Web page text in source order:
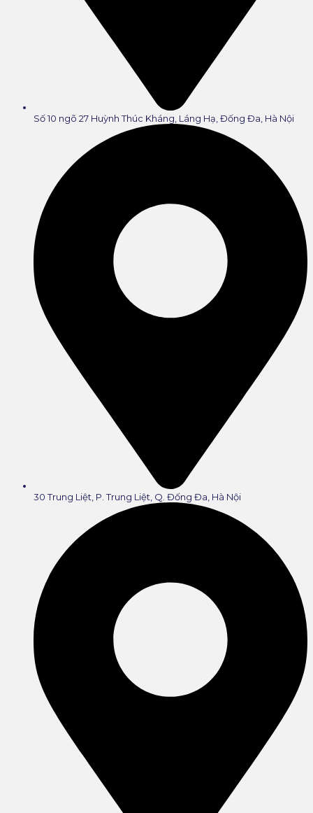
Số 10 ngõ 27 Huỳnh Thúc Kháng, Láng Hạ, Đống Đa, Hà Nội
30 Trung Liệt, P. Trung Liệt, Q. Đống Đa, Hà Nội